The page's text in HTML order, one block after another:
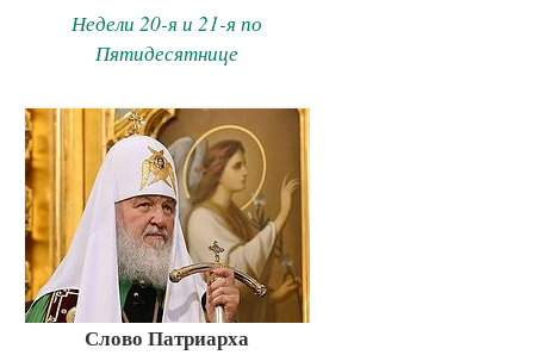
Недели 20-я и 21-я по
Пятидесятнице
Слово Патриарха